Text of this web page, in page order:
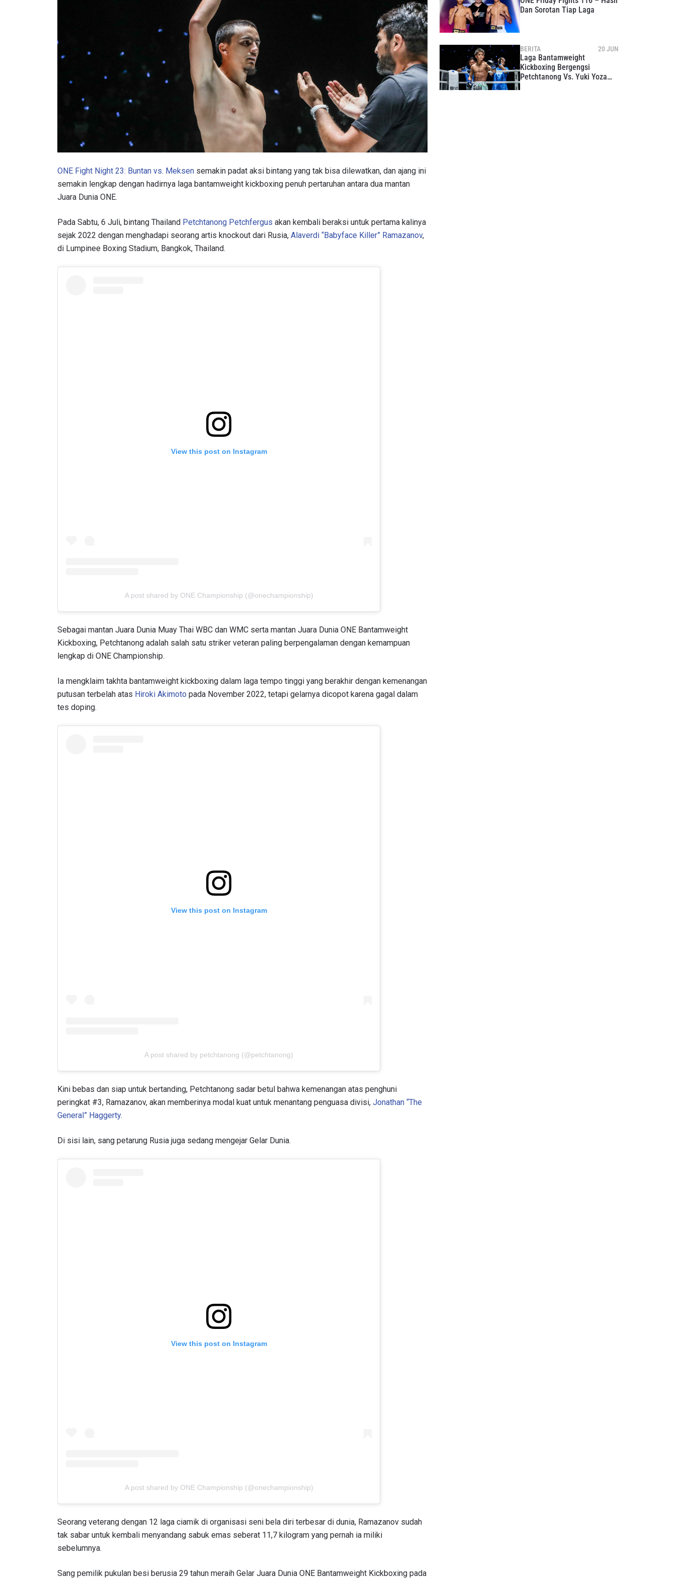
ONE Fight Night 23: Buntan vs. Meksen semakin padat aksi bintang yang tak bisa dilewatkan, dan ajang ini
semakin lengkap dengan hadirnya laga bantamweight kickboxing penuh pertaruhan antara dua mantan
Juara Dunia ONE.
Pada Sabtu, 6 Juli, bintang Thailand Petchtanong Petchfergus akan kembali beraksi untuk pertama kalinya
sejak 2022 dengan menghadapi seorang artis knockout dari Rusia, Alaverdi “Babyface Killer” Ramazanov,
di Lumpinee Boxing Stadium, Bangkok, Thailand.
View this post on Instagram
A post shared by ONE Championship (@onechampionship)
Sebagai mantan Juara Dunia Muay Thai WBC dan WMC serta mantan Juara Dunia ONE Bantamweight
Kickboxing, Petchtanong adalah salah satu striker veteran paling berpengalaman dengan kemampuan
lengkap di ONE Championship.
Ia mengklaim takhta bantamweight kickboxing dalam laga tempo tinggi yang berakhir dengan kemenangan
putusan terbelah atas Hiroki Akimoto pada November 2022, tetapi gelarnya dicopot karena gagal dalam
tes doping.
View this post on Instagram
A post shared by petchtanong (@petchtanong)
Kini bebas dan siap untuk bertanding, Petchtanong sadar betul bahwa kemenangan atas penghuni
peringkat #3, Ramazanov, akan memberinya modal kuat untuk menantang penguasa divisi, Jonathan “The
General” Haggerty.
Di sisi lain, sang petarung Rusia juga sedang mengejar Gelar Dunia.
View this post on Instagram
A post shared by ONE Championship (@onechampionship)
Seorang veterang dengan 12 laga ciamik di organisasi seni bela diri terbesar di dunia, Ramazanov sudah
tak sabar untuk kembali menyandang sabuk emas seberat 11,7 kilogram yang pernah ia miliki
sebelumnya.
Sang pemilik pukulan besi berusia 29 tahun meraih Gelar Juara Dunia ONE Bantamweight Kickboxing pada
Dan Sorotan Tiap Laga
BERITA 20 JUN
Laga Bantamweight
Kickboxing Bergengsi
Petchtanong Vs. Yuki Yoza